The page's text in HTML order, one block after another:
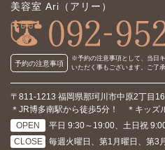
美容室 Ari（アリー）
予約の注意事項
※予約の注意事項として、当日
いただく事もございます。ご了承
〒811-1213 福岡県那珂川市中原2丁目
＊JR博多南駅から徒歩5分！ ＊キッズ
OPEN
平日 9:30～19:00、土日祝
CLOSE
毎週火曜日、第1月曜日、第3